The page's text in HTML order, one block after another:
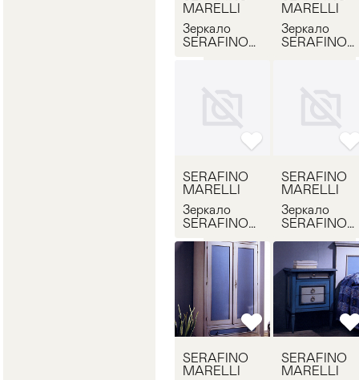
MARELLI
Зеркало
SERAFINO
MARELLI
Зеркало
SERAFINO
SERAFINO
MARELLI
Зеркало
SERAFINO
SERAFINO
MARELLI
Зеркало
SERAFINO
SERAFINO
MARELLI
SERAFINO
MARELLI